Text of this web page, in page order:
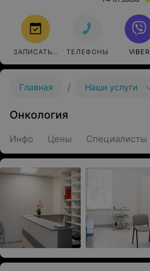
ЗАПИСАТЬСЯ ТЕЛЕФОНЫ VIBER
Главная / Наши услуги
Онкология
Инфо Цены Специалисты